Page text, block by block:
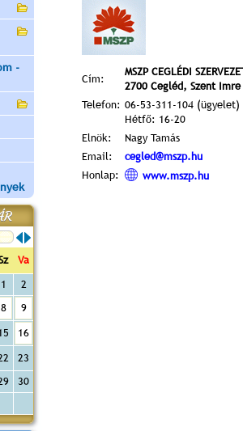
-
Va
1
2
8 9
16
23
30
Cím:
MSZP CEGLÉDI
2700 Cegléd, Szent
Telefon: 06-53-311-104 (ügyelet)
Hétfő: 16-20
Elnök:
Nagy Tamás
Email:
cegled@mszp.hu
Honlap:
www.mszp.hu